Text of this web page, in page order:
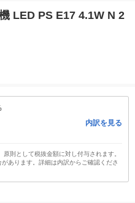
LED PS E17 4.1W N 2
内訳を見る
則として税抜金額に対し付与されます。
あります。詳細は内訳からご確認くださ